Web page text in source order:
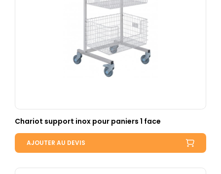
Chariot support inox pour paniers 1 face
AJOUTER AU DEVIS